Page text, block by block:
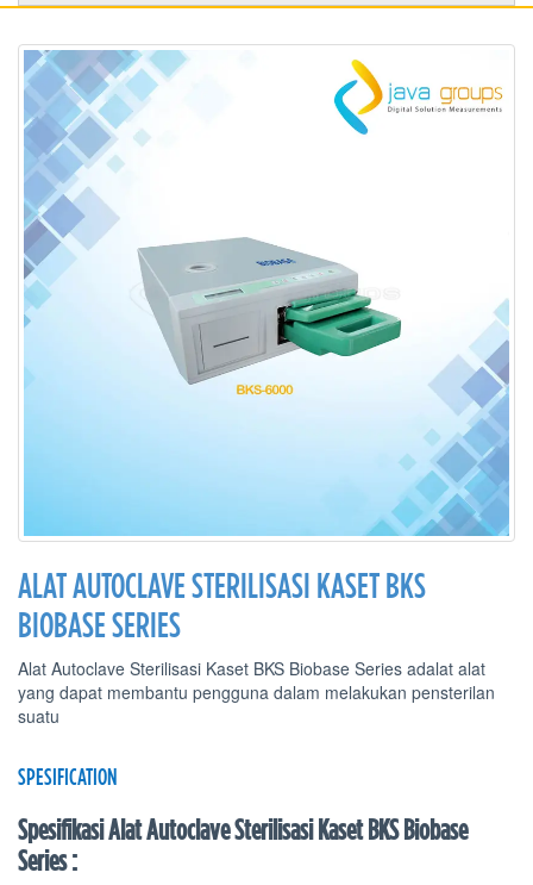
ALAT AUTOCLAVE STERILISASI KASET BKS
BIOBASE SERIES
Alat Autoclave Sterilisasi Kaset BKS Biobase Series adalat alat
yang dapat membantu pengguna dalam melakukan pensterilan
suatu
SPESIFICATION
Spesifikasi Alat Autoclave Sterilisasi Kaset BKS Biobase
Series :